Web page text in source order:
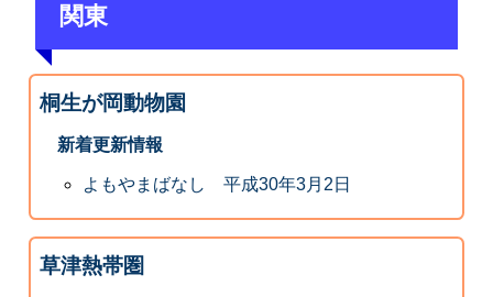
関東
桐生が岡動物園
新着更新情報
よもやまばなし 平成30年3月2日
草津熱帯圏